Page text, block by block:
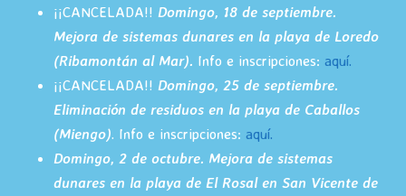
¡¡CANCELADA!! Domingo, 18 de septiembre.
Mejora de sistemas dunares en la playa de Loredo
(Ribamontán al Mar). Info e inscripciones: aquí.
¡¡CANCELADA!! Domingo, 25 de septiembre.
Eliminación de residuos en la playa de Caballos
(Miengo). Info e inscripciones: aquí.
Domingo, 2 de octubre. Mejora de sistemas
dunares en la playa de El Rosal en San Vicente de